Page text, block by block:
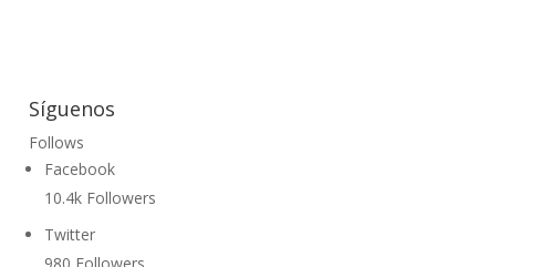
Síguenos
Follows
Facebook
10.4k Followers
Twitter